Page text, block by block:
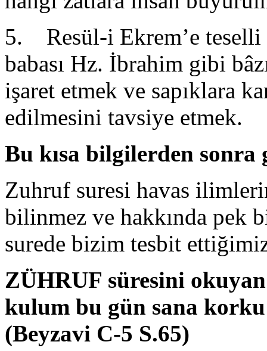
5. Resül-i Ekrem’e teselli
babası Hz. İbrahim gibi
işaret etmek ve sapıklara
edilmesini tavsiye etmek.
Bu kısa bilgilerden sonra
Zuhruf suresi havas
bilinmez ve hakkında pek
surede bizim tesbit
ZÜHRUF süresini
kulum bu gün sana
(Beyzavi C-5 S.65)